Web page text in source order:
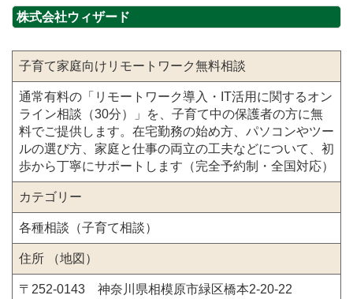
株式会社ウィザード
子育て家庭向けリモートワーク無料相談
通常有料の「リモートワーク導入・IT活用に関するオン
ライン相談（30分）」を、子育て中の保護者の方に無
料でご提供します。在宅勤務の始め方、パソコンやツー
ルの選び方、家庭と仕事の両立の工夫などについて、初
歩から丁寧にサポートします（完全予約制・全国対応）
カテゴリー
各種相談（子育て相談）
住所 （地図）
〒252-0143 神奈川県相模原市緑区橋本2-20-22